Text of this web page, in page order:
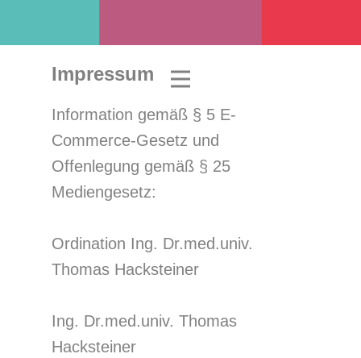
Impressum
Information gemäß § 5 E-
Commerce-Gesetz und
Offenlegung gemäß § 25
Mediengesetz:
Ordination Ing. Dr.med.univ.
Thomas Hacksteiner
Ing. Dr.med.univ. Thomas
Hacksteiner